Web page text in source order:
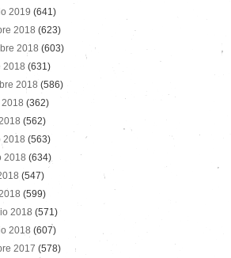
2019 (641)
2018 (623)
2018 (603)
2018 (631)
2018 (586)
(362)
(562)
2018 (563)
2018 (634)
(547)
(599)
2018 (571)
2018 (607)
2017 (578)